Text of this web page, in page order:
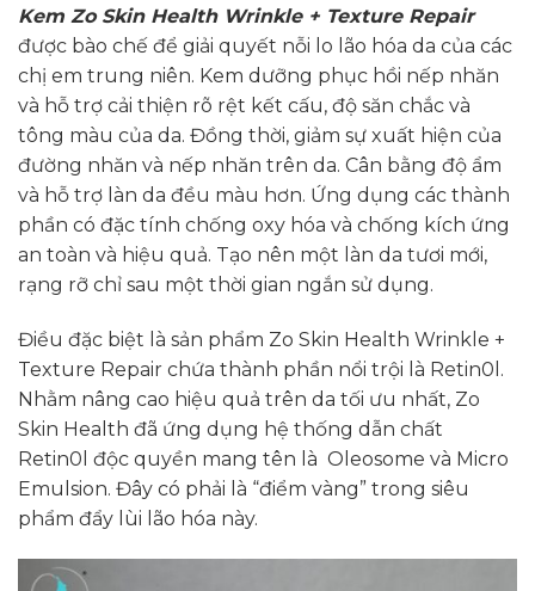
Kem Zo Skin Health Wrinkle + Texture Repair
được bào chế để giải quyết nỗi lo lão hóa da của các
chị em trung niên. Kem dưỡng phục hồi nếp nhăn
và hỗ trợ cải thiện rõ rệt kết cấu, độ săn chắc và
tông màu của da. Đồng thời, giảm sự xuất hiện của
đường nhăn và nếp nhăn trên da. Cân bằng độ ẩm
và hỗ trợ làn da đều màu hơn. Ứng dụng các thành
phần có đặc tính chống oxy hóa và chống kích ứng
an toàn và hiệu quả. Tạo nên một làn da tươi mới,
rạng rỡ chỉ sau một thời gian ngắn sử dụng.
Điều đặc biệt là sản phẩm Zo Skin Health Wrinkle +
Texture Repair chứa thành phần nổi trội là Retin0l.
Nhằm nâng cao hiệu quả trên da tối ưu nhất, Zo
Skin Health đã ứng dụng hệ thống dẫn chất
Retin0l độc quyền mang tên là Oleosome và Micro
Emulsion. Đây có phải là “điểm vàng” trong siêu
phẩm đẩy lùi lão hóa này.